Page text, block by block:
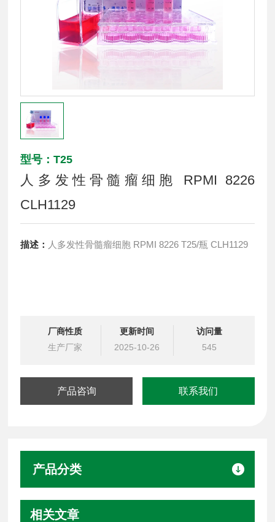
型号：T25
人多发性骨髓瘤细胞 RPMI 8226
CLH1129
描述： 人多发性骨髓瘤细胞 RPMI 8226 T25/瓶 CLH1129
厂商性质
生产厂家
更新时间
2025-10-26
访问量
545
产品咨询 联系我们
产品分类
相关文章